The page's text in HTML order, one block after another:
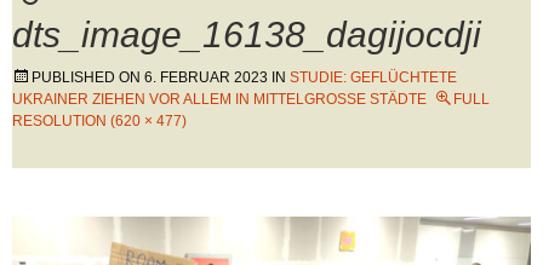
dts_image_16138_dagijocdji
PUBLISHED ON 6. FEBRUAR 2023 IN STUDIE: GEFLÜCHTETE
UKRAINER ZIEHEN VOR ALLEM IN MITTELGROSSE STÄDTE
FULL
RESOLUTION (620 × 477)